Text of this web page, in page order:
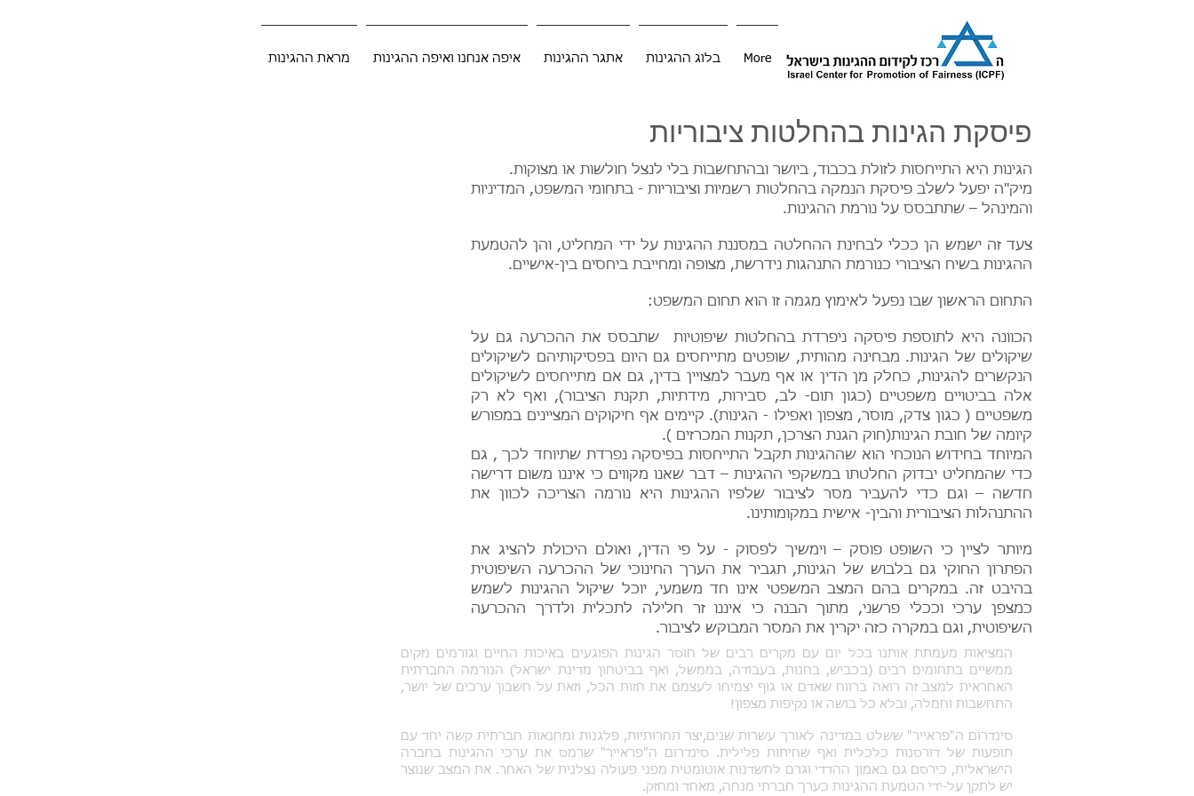
מראת ההגינות איפה אנחנו ואיפה ההגינות אתגר ההגינות בלוג ההגינות More
פיסקת הגינות בהחלטות ציבוריות
הגינות היא התייחסות לזולת בכבוד, ביושר ובהתחשבות בלי לנצל חולשות או מצוקות.
מיק"ה יפעל לשלב פיסקת הנמקה בהחלטות רשמיות וציבוריות - בתחומי המשפט, המדיניות
והמינהל – שתתבסס על נורמת ההגינות.
צעד זה ישמש הן ככלי לבחינת ההחלטה במסננת ההגינות על ידי המחליט, והן להטמעת
ההגינות בשיח הציבורי כנורמת התנהגות נידרשת, מצופה ומחייבת ביחסים בין-אישיים.
התחום הראשון שבו נפעל לאימוץ מגמה זו הוא תחום המשפט:
הכוונה היא לתוספת פיסקה ניפרדת בהחלטות שיפוטיות שתבסס את ההכרעה גם על
שיקולים של הגינות. מבחינה מהותית, שופטים מתייחסים גם היום בפסיקותיהם לשיקולים
הנקשרים להגינות, כחלק מן הדין או אף מעבר למצויין בדין, גם אם מתייחסים לשיקולים
אלה בביטויים משפטיים (כגון תום- לב, סבירות, מידתיות, תקנת הציבור), ואף לא רק
משפטיים ( כגון צדק, מוסר, מצפון ואפילו - הגינות). קיימים אף חיקוקים המציינים במפורש
קיומה של חובת הגינות(חוק הגנת הצרכן, תקנות המכרזים ).
המיוחד בחידוש הנוכחי הוא שההגינות תקבל התייחסות בפיסקה נפרדת שתיוחד לכך , גם
כדי שהמחליט יבדוק החלטתו במשקפי ההגינות – דבר שאנו מקווים כי איננו משום דרישה
חדשה – וגם כדי להעביר מסר לציבור שלפיו ההגינות היא נורמה הצריכה לכוון את
ההתנהלות הציבורית והבין- אישית במקומותינו.
מיותר לציין כי השופט פוסק – וימשיך לפסוק - על פי הדין, ואולם היכולת להציג את
הפתרון החוקי גם בלבוש של הגינות, תגביר את הערך החינוכי של ההכרעה השיפוטית
בהיבט זה. במקרים בהם המצב המשפטי אינו חד משמעי, יוכל שיקול ההגינות לשמש
כמצפן ערכי וככלי פרשני, מתוך הבנה כי איננו זר חלילה לתכלית ולדרך ההכרעה
השיפוטית, וגם במקרה כזה יקרין את המסר המבוקש לציבור.
המציאות מעמתת אותנו בכל יום עם מקרים רבים של חוסר הגינות הפוגעים באיכות החיים וגורמים נזקים
ממשיים בתחומים רבים (בכביש, בחנות, בעבודה, בממשל, ואף בביטחון מדינת ישראל) הנורמה החברתית
האחראית למצב זה רואה ברווח שאדם או גוף יצמיחו לעצמם את חזות הכל, וזאת על חשבון ערכים של יושר,
התחשבות וחמלה, ובלא כל בושה או נקיפות מצפון!
סינדרום ה"פראייר" ששלט במדינה לאורך עשרות שנים,יצר תחרותיות, פלגנות ומחנאות חברתית קשה יחד עם
תופעות של דורסנות כלכלית ואף שחיתות פלילית. סינדרום ה"פראייר" שרמס את ערכי ההגינות בחברה
הישראלית, כירסם גם באמון ההדדי וגרם לחשדנות אוטומטית מפני פעולה נצלנית של האחר. את המצב שנוצר
יש לתקן על-ידי הטמעת ההגינות כערך חברתי מנחה, מאחד ומחזק.